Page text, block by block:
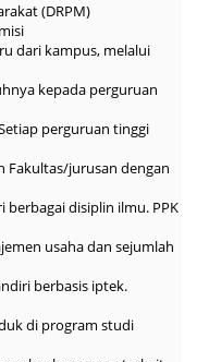
(DRPM)
dari kampus, melalui
kepada perguruan
perguruan tinggi
Fakultas/jurusan dengan
disiplin ilmu. PPK
usaha dan sejumlah
berbasis iptek.
di program studi